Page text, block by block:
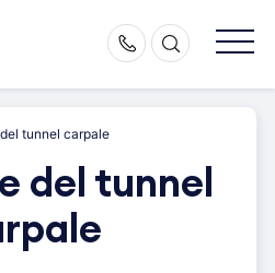
tunnel carpale
del tunnel